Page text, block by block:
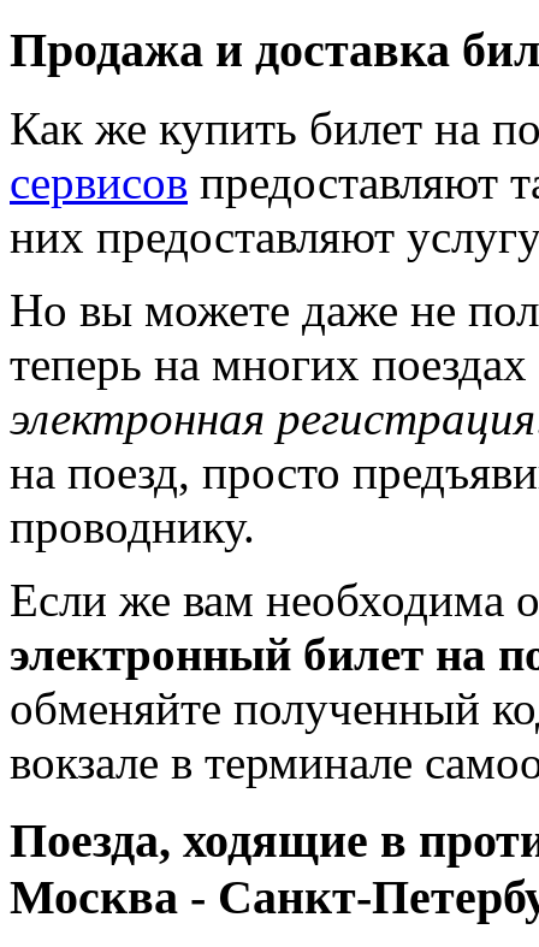
Продажа и доставка
Как же купить билет на
сервисов предоставляют
них предоставляют
Но вы можете даже не
теперь на многих
электронная регистрация
на поезд, просто
проводнику.
Если же вам необходима
электронный билет на
обменяйте полученный
вокзале в терминале
Поезда, ходящие в
Москва - Санкт-